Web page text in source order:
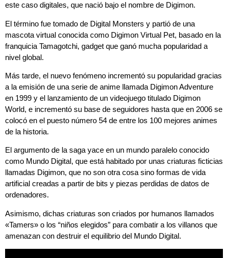
este caso digitales, que nació bajo el nombre de Digimon.
El término fue tomado de Digital Monsters y partió de una
mascota virtual conocida como Digimon Virtual Pet, basado en la
franquicia Tamagotchi, gadget que ganó mucha popularidad a
nivel global.
Más tarde, el nuevo fenómeno incrementó su popularidad gracias
a la emisión de una serie de anime llamada Digimon Adventure
en 1999 y el lanzamiento de un videojuego titulado Digimon
World, e incrementó su base de seguidores hasta que en 2006 se
colocó en el puesto número 54 de entre los 100 mejores animes
de la historia.
El argumento de la saga yace en un mundo paralelo conocido
como Mundo Digital, que está habitado por unas criaturas ficticias
llamadas Digimon, que no son otra cosa sino formas de vida
artificial creadas a partir de bits y piezas perdidas de datos de
ordenadores.
Asimismo, dichas criaturas son criados por humanos llamados
«Tamers» o los “niños elegidos” para combatir a los villanos que
amenazan con destruir el equilibrio del Mundo Digital.